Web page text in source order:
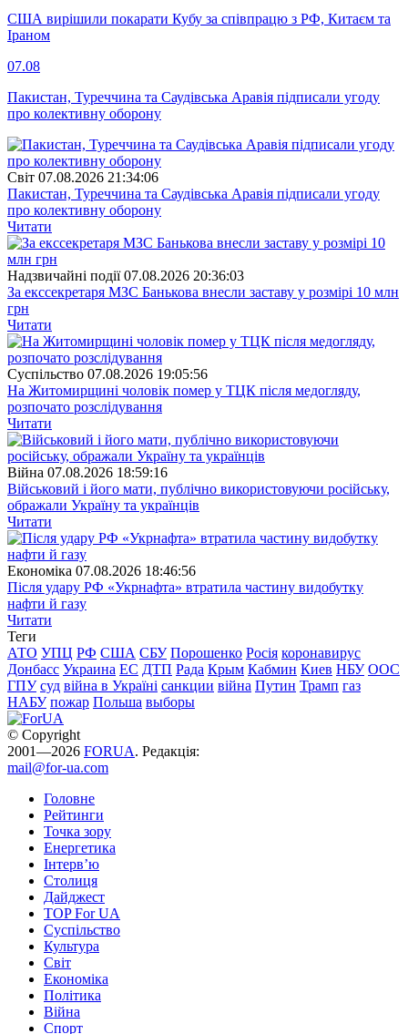
США вирішили покарати Кубу за співпрацю з РФ, Китаєм та
Іраном
07.08
Пакистан, Туреччина та Саудівська Аравія підписали угоду
про колективну оборону
Свiт 07.08.2026 21:34:06
Пакистан, Туреччина та Саудівська Аравія підписали угоду
про колективну оборону
Читати
Надзвичайні події 07.08.2026 20:36:03
За екссекретаря МЗС Банькова внесли заставу у розмірі 10 млн
грн
Читати
Суспiльство 07.08.2026 19:05:56
На Житомирщині чоловік помер у ТЦК після медогляду,
розпочато розслідування
Читати
Війна 07.08.2026 18:59:16
Військовий і його мати, публічно використовуючи російську,
ображали Україну та українців
Читати
Економіка 07.08.2026 18:46:56
Після удару РФ «Укрнафта» втратила частину видобутку
нафти й газу
Читати
Теги
АТО УПЦ РФ США СБУ Порошенко Росія коронавирус
Донбасс Украина ЕС ДТП Рада Крым Кабмин Киев НБУ ООС
ГПУ суд війна в Україні санкции війна Путин Трамп газ
НАБУ пожар Польша выборы
© Copyright
2001—2026 FORUA. Редакція:
mail@for-ua.com
Головне
Рейтинги
Точка зору
Енергетика
Інтерв’ю
Столиця
Дайджест
TOP For UA
Суспiльство
Культура
Світ
Економіка
Політика
Війна
Спорт